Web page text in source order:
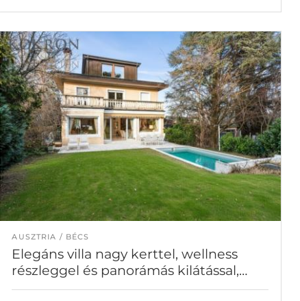
AUSZTRIA BÉCS
Elegáns villa nagy kerttel, wellness
részleggel és panorámás kilátással,
kiváló helyen Währingben